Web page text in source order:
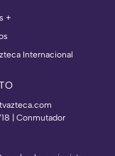
+
Internacional
| Conmutador